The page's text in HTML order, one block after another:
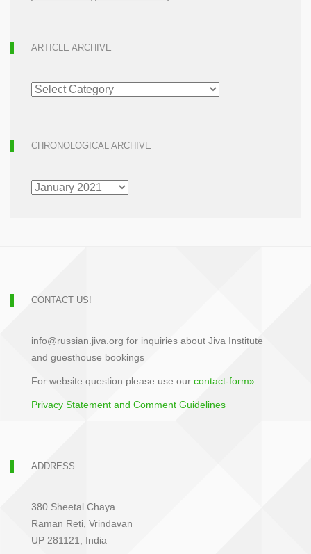
ARTICLE ARCHIVE
ARTICLE
ARCHIVE
CHRONOLOGICAL ARCHIVE
CHRONOLOGICAL
ARCHIVE
CONTACT US!
info@russian.jiva.org for inquiries about Jiva Institute
and guesthouse bookings
For website question please use our contact-form»
Privacy Statement and Comment Guidelines
ADDRESS
380 Sheetal Chaya
Raman Reti, Vrindavan
UP 281121, India